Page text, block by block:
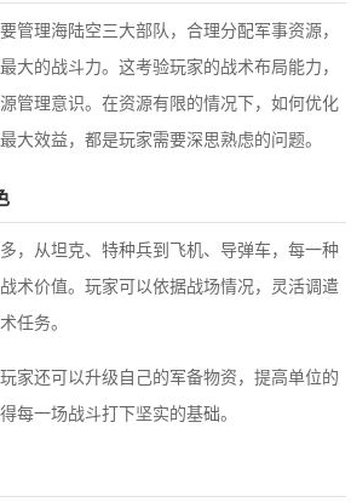
管理海陆空三大部队，合理分配军事资源，
大的战斗力。这考验玩家的战术布局能力，
管理意识。在资源有限的情况下，如何优化
大效益，都是玩家需要深思熟虑的问题。
，从坦克、特种兵到飞机、导弹车，每一种
术价值。玩家可以依据战场情况，灵活调遣
任务。
家还可以升级自己的军备物资，提高单位的
每一场战斗打下坚实的基础。